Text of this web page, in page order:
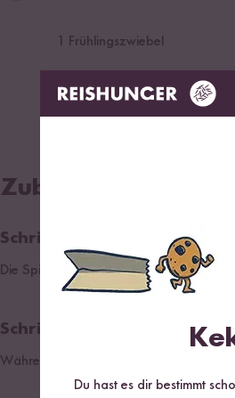
Frühlingszwiebel
Zubereitung
Schritt 01
Die Spicy Umami Ramen nach
Schritt 02
Währenddessen ein Ei kochen,
Du hast es dir bestimmt